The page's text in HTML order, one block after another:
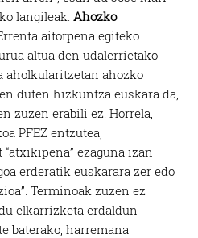
langileak.Ahozko
aitorpena egiteko
altua den udalerrietako
aholkularitzetan ahozko
duten hizkuntza euskara da,
zuzen erabili ez. Horrela,
PFEZ entzutea,
“atxikipena” ezaguna izan
erderatik euskarara zer edo
Terminoak zuzen ez
elkarrizketa erdaldun
baterako, harremana